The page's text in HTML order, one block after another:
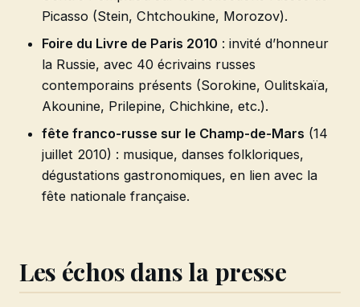
Picasso (Stein, Chtchoukine, Morozov).
Foire du Livre de Paris 2010 : invité d’honneur
la Russie, avec 40 écrivains russes
contemporains présents (Sorokine, Oulitskaïa,
Akounine, Prilepine, Chichkine, etc.).
fête franco-russe sur le Champ-de-Mars (14
juillet 2010) : musique, danses folkloriques,
dégustations gastronomiques, en lien avec la
fête nationale française.
Les échos dans la presse